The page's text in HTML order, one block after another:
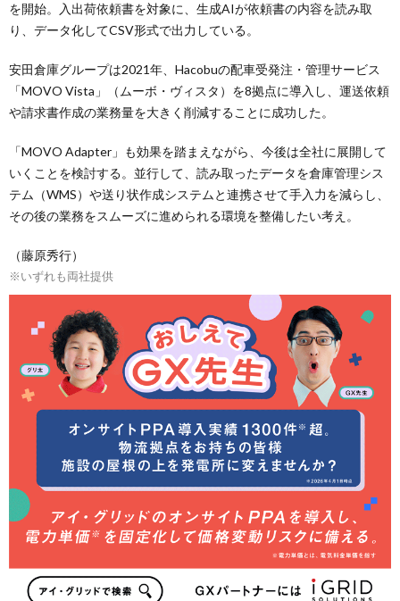
を開始。入出荷依頼書を対象に、生成AIが依頼書の内容を読み取
り、データ化してCSV形式で出力している。
安田倉庫グループは2021年、Hacobuの配車受発注・管理サービス
「MOVO Vista」（ムーボ・ヴィスタ）を8拠点に導入し、運送依頼
や請求書作成の業務量を大きく削減することに成功した。
「MOVO Adapter」も効果を踏まえながら、今後は全社に展開して
いくことを検討する。並行して、読み取ったデータを倉庫管理シス
テム（WMS）や送り状作成システムと連携させて手入力を減らし、
その後の業務をスムーズに進められる環境を整備したい考え。
（藤原秀行）
※いずれも両社提供